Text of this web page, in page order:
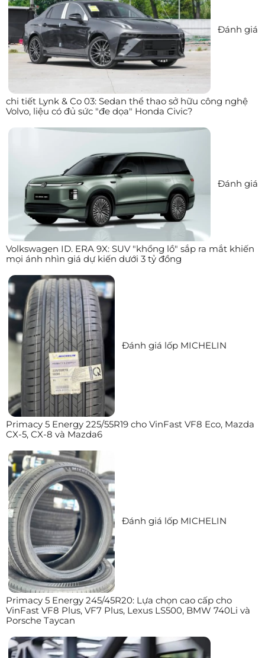
Đánh giá
chi tiết Lynk & Co 03: Sedan thể thao sở hữu công nghệ
Volvo, liệu có đủ sức "đe dọa" Honda Civic?
Đánh giá
Volkswagen ID. ERA 9X: SUV "khổng lồ" sắp ra mắt khiến
mọi ánh nhìn giá dự kiến dưới 3 tỷ đồng
Đánh giá lốp MICHELIN
Primacy 5 Energy 225/55R19 cho VinFast VF8 Eco, Mazda
CX-5, CX-8 và Mazda6
Đánh giá lốp MICHELIN
Primacy 5 Energy 245/45R20: Lựa chọn cao cấp cho
VinFast VF8 Plus, VF7 Plus, Lexus LS500, BMW 740Li và
Porsche Taycan